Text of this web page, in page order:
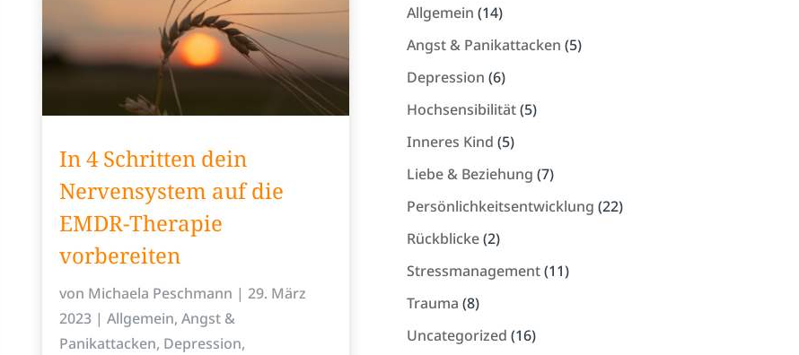
In 4 Schritten dein
Nervensystem auf die
EMDR-Therapie
vorbereiten
von Michaela Peschmann | 29. März
2023| Allgemein, Angst &
Panikattacken, Depression,
Allgemein (14)
Angst & Panikattacken (5)
Depression (6)
Hochsensibilität(5)
Inneres Kind (5)
Liebe & Beziehung (7)
Persönlichkeitsentwicklung (22)
Rückblicke(2)
Stressmanagement(11)
Trauma (8)
Uncategorized (16)